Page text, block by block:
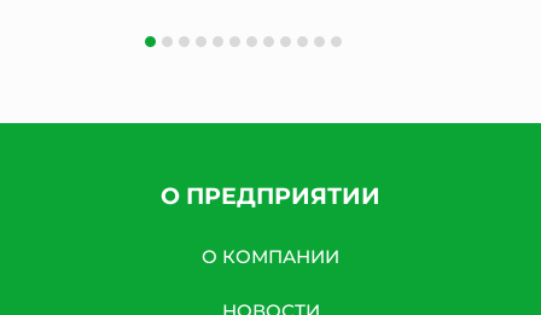
О ПРЕДПРИЯТИИ
О КОМПАНИИ